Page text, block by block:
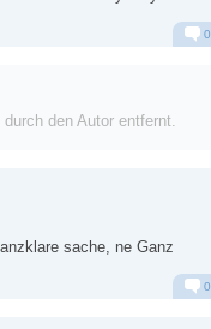
0
durch den Autor entfernt.
sache, ne Ganz
0